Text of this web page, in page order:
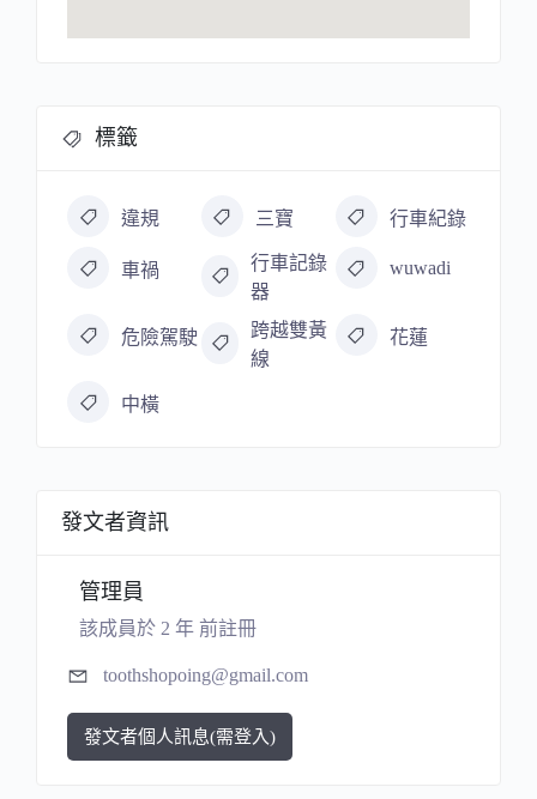
標籤
違規 三寶 行車紀錄
車禍
行車記錄
器
wuwadi
危險駕駛
跨越雙黃
線
花蓮
中橫
發文者資訊
管理員
該成員於 2 年 前註冊
toothshopoing@gmail.com
發文者個人訊息(需登入)